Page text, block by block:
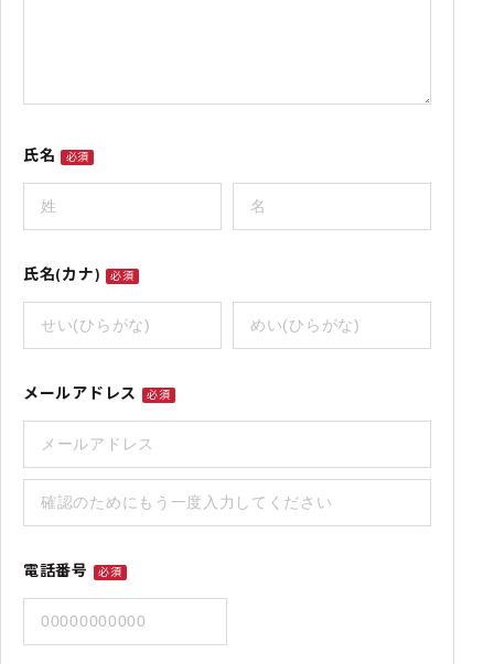
氏名 必須
氏名(カナ) 必須
メールアドレス 必須
電話番号 必須